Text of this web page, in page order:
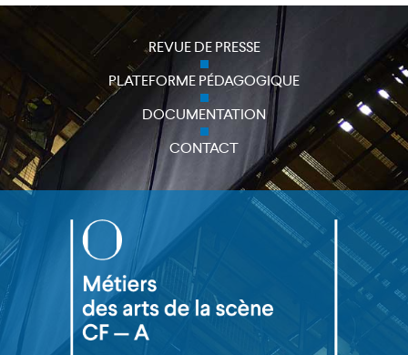
REVUE DE PRESSE
PLATEFORME PÉDAGOGIQUE
DOCUMENTATION
CONTACT